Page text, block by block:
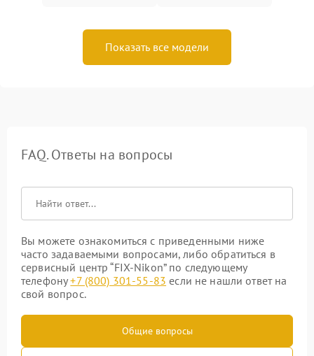
Показать все модели
FAQ. Ответы на вопросы
Вы можете ознакомиться с приведенными ниже
часто задаваемыми вопросами, либо обратиться в
сервисный центр “FIX-Nikon” по следующему
телефону+7 (800) 301-55-83 если не нашли ответ на
свой вопрос.
Общие вопросы